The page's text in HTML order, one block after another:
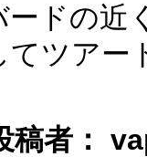
ードの近
てツアー
稿者：